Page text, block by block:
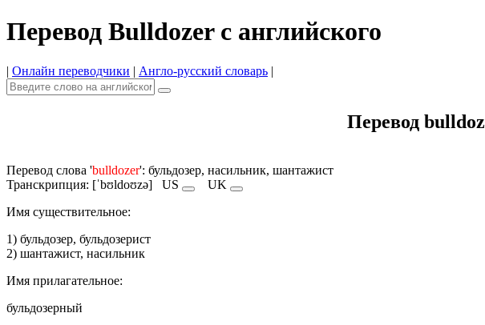
Перевод Bulldozer с английского
| Онлайн переводчики | Англо-русский словарь |
Перевод
Перевод слова 'bulldozer': бульдозер, насильник, шантажист
Транскрипция: [ˈbʊldoʊzə] US
UK
Имя cуществительное:
1) бульдозер, бульдозерист
2) шантажист, насильник
Имя прилагательное:
бульдозерный